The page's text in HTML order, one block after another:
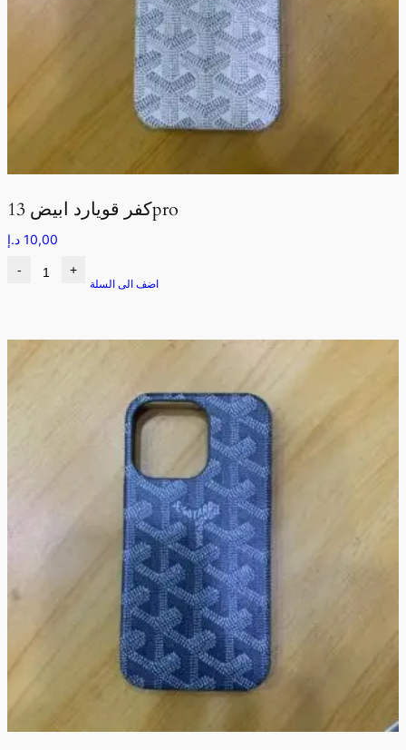
كفر قويارد ابيض 13pro
10,00 د.إ
- +
اضف الى السلة